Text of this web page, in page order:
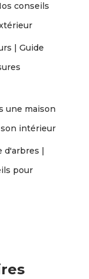
conseils
| Guide
une maison
son intérieur
d'arbres |
pour